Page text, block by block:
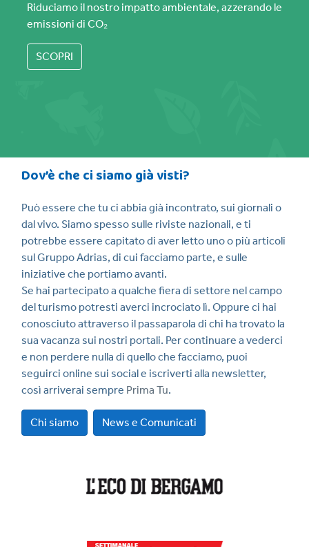
Riduciamo il nostro impatto ambientale, azzerando le
emissioni di CO₂
SCOPRI
Dov’è che ci siamo già visti?
Può essere che tu ci abbia già incontrato, sui giornali o
dal vivo. Siamo spesso sulle riviste nazionali, e ti
potrebbe essere capitato di aver letto uno o più articoli
sul Gruppo Adrias, di cui facciamo parte, e sulle
iniziative che portiamo avanti.
Se hai partecipato a qualche fiera di settore nel campo
del turismo potresti averci incrociato lì. Oppure ci hai
conosciuto attraverso il passaparola di chi ha trovato la
sua vacanza sui nostri portali. Per continuare a vederci
e non perdere nulla di quello che facciamo, puoi
seguirci online sui social e iscriverti alla newsletter,
così arriverai sempre Prima Tu.
Chi siamo News e Comunicati